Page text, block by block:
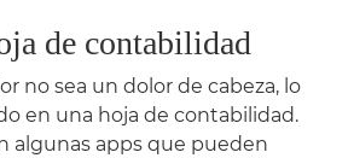
de contabilidad
no sea un dolor de cabeza, lo
en una hoja de contabilidad.
algunas apps que pueden